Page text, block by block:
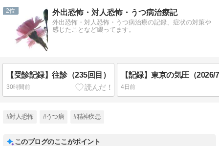
2 外出恐怖・対人恐怖・うつ病治療記
外出恐怖・対人恐怖・うつ病治療の記録、症状の対策や
感じたことなど綴ってます。
【受診記録】往診（235回目）
30時間前 4日前
#対人恐怖 #うつ病 #精神疾患
このブログのここがポイント